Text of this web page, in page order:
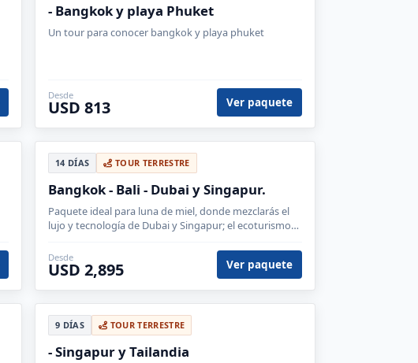
- Bangkok y playa Phuket
Un tour para conocer bangkok y playa phuket
Desde
USD 813 Ver paquete
14 DÍAS TOUR TERRESTRE
Bangkok - Bali - Dubai y Singapur.
Paquete ideal para luna de miel, donde mezclarás el
lujo y tecnología de Dubai y Singapur; el ecoturismo
playas de Bali.
Desde
USD 2,895 Ver paquete
9 DÍAS TOUR TERRESTRE
- Singapur y Tailandia